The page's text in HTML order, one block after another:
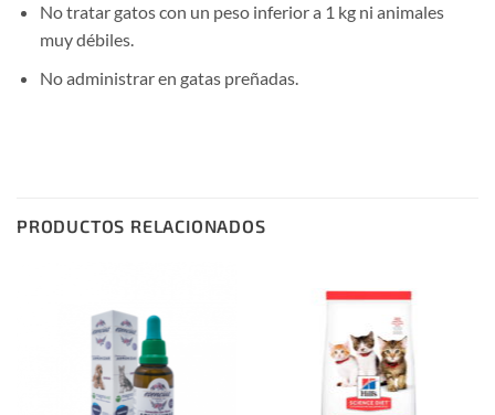
No tratar gatos con un peso inferior a 1 kg ni animales
muy débiles.
No administrar en gatas preñadas.
PRODUCTOS RELACIONADOS